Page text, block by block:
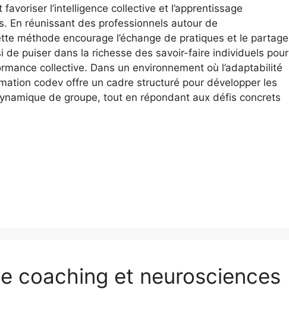
l’intelligence collective et l’apprentissage
En réunissant des professionnels autour de
méthode encourage l’échange de pratiques et le partage
de puiser dans la richesse des savoir-faire individuels pour
collective. Dans un environnement où l’adaptabilité
codev offre un cadre structuré pour développer les
de groupe, tout en répondant aux défis concrets
coaching et neurosciences